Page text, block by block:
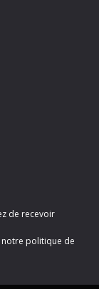
de recevoir
notre politique de